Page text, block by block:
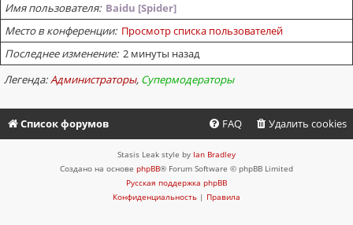
Имя пользователя Baidu [Spider]
Место в конференции Просмотр списка пользователей
Последнее изменение 2 минуты назад
Легенда:Администраторы, Супермодераторы
Список форумов Удалить cookies
FAQ
Stasis Leak style by Ian Bradley
Создано на основе phpBB® Forum Software © phpBB Limited
Русская поддержка phpBB
Конфиденциальность | Правила